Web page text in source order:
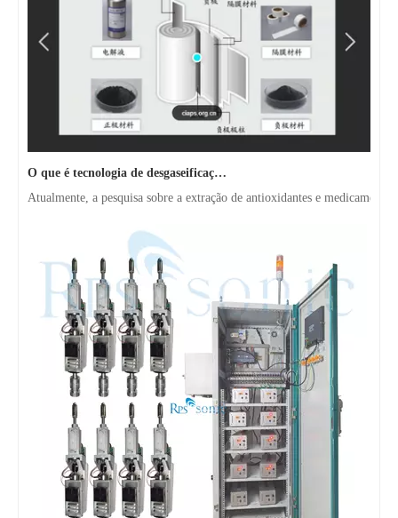
O que é tecnologia de desgaseificação de polpa de bateria ultrassônica?
Atualmente, a pesquisa sobre a extração de antioxidantes e